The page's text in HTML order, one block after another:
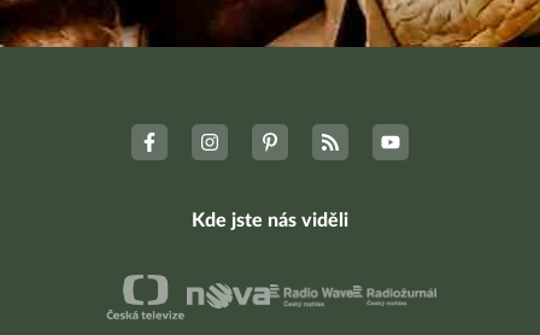
Kde jste nás viděli